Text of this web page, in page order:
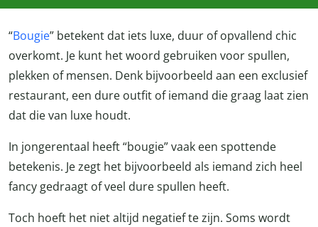
“Bougie” betekent dat iets luxe, duur of opvallend chic
overkomt. Je kunt het woord gebruiken voor spullen,
plekken of mensen. Denk bijvoorbeeld aan een exclusief
restaurant, een dure outfit of iemand die graag laat zien
dat die van luxe houdt.
In jongerentaal heeft “bougie” vaak een spottende
betekenis. Je zegt het bijvoorbeeld als iemand zich heel
fancy gedraagt of veel dure spullen heeft.
Toch hoeft het niet altijd negatief te zijn. Soms wordt